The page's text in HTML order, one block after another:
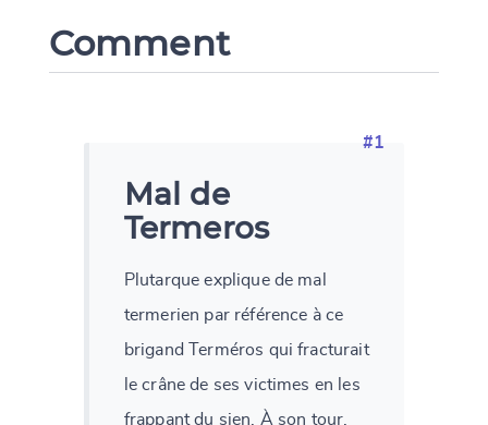
Comment
#1
Mal de
Termeros
Plutarque explique de mal
termerien par référence à ce
brigand Terméros qui fracturait
le crâne de ses victimes en les
frappant du sien. À son tour,